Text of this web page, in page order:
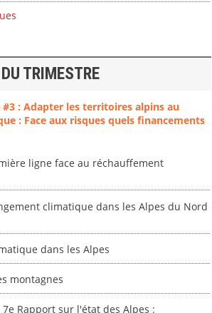
TRIMESTRE
#3 : Adapter les territoires alpins au
: Face aux risques quels financements
ligne face au réchauffement
climatique dans les Alpes du Nord
dans les Alpes
montagnes
Rapport sur l'état des Alpes :